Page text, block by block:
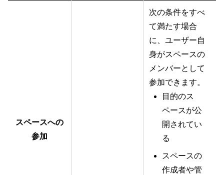
スペースへの
参加
次の条件をすべ
て満たす場合
に、ユーザー自
身がスペースの
メンバーとして
参加できます。
目的のス
ペースが公
開されてい
る
スペースの
作成者や管